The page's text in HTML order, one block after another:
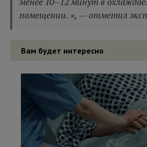
помещении. », — отметил
Вам будет интересно